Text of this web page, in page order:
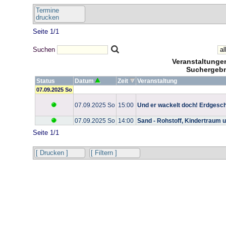
Termine
drucken
Seite 1/1
Suchen
Status Datum Zeit Veranstaltung
07.09.2025 So
07.09.2025 So 15:00 Und er wackelt doch!
07.09.2025 So 14:00 Sand - Rohstoff, Kindertraum
Seite 1/1
[ Drucken ] [ Filtern ]